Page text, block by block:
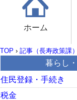
ホーム
TOP › 記事（長寿政策課）
暮らし
住民登録・手続き
税金